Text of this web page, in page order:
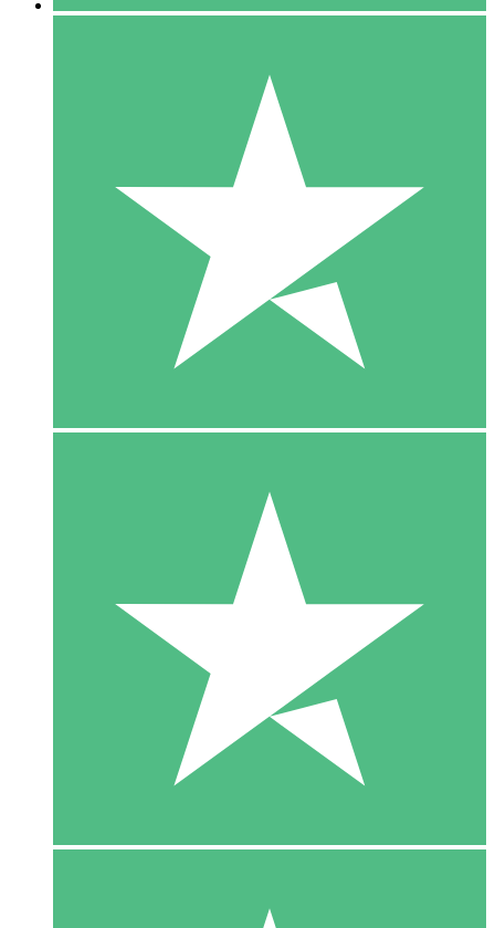
10 Nedladdningar
20 00